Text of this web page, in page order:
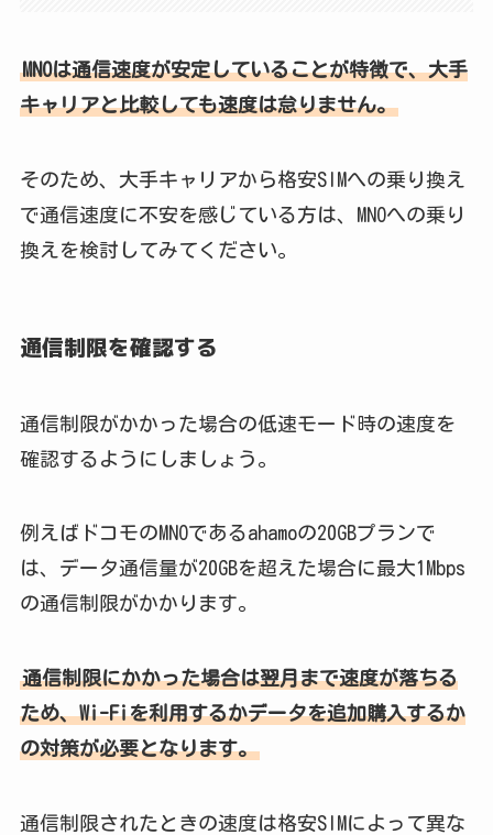
MNOは通信速度が安定していることが特徴で、大手
キャリアと比較しても速度は怠りません。
そのため、大手キャリアから格安SIMへの乗り換え
で通信速度に不安を感じている方は、MNOへの乗り
換えを検討してみてください。
通信制限を確認する
通信制限がかかった場合の低速モード時の速度を
確認するようにしましょう。
例えばドコモのMNOであるahamoの20GBプランで
は、データ通信量が20GBを超えた場合に最大1Mbps
の通信制限がかかります。
通信制限にかかった場合は翌月まで速度が落ちる
ため、Wi-Fiを利用するかデータを追加購入するか
の対策が必要となります。
通信制限されたときの速度は格安SIMによって異な